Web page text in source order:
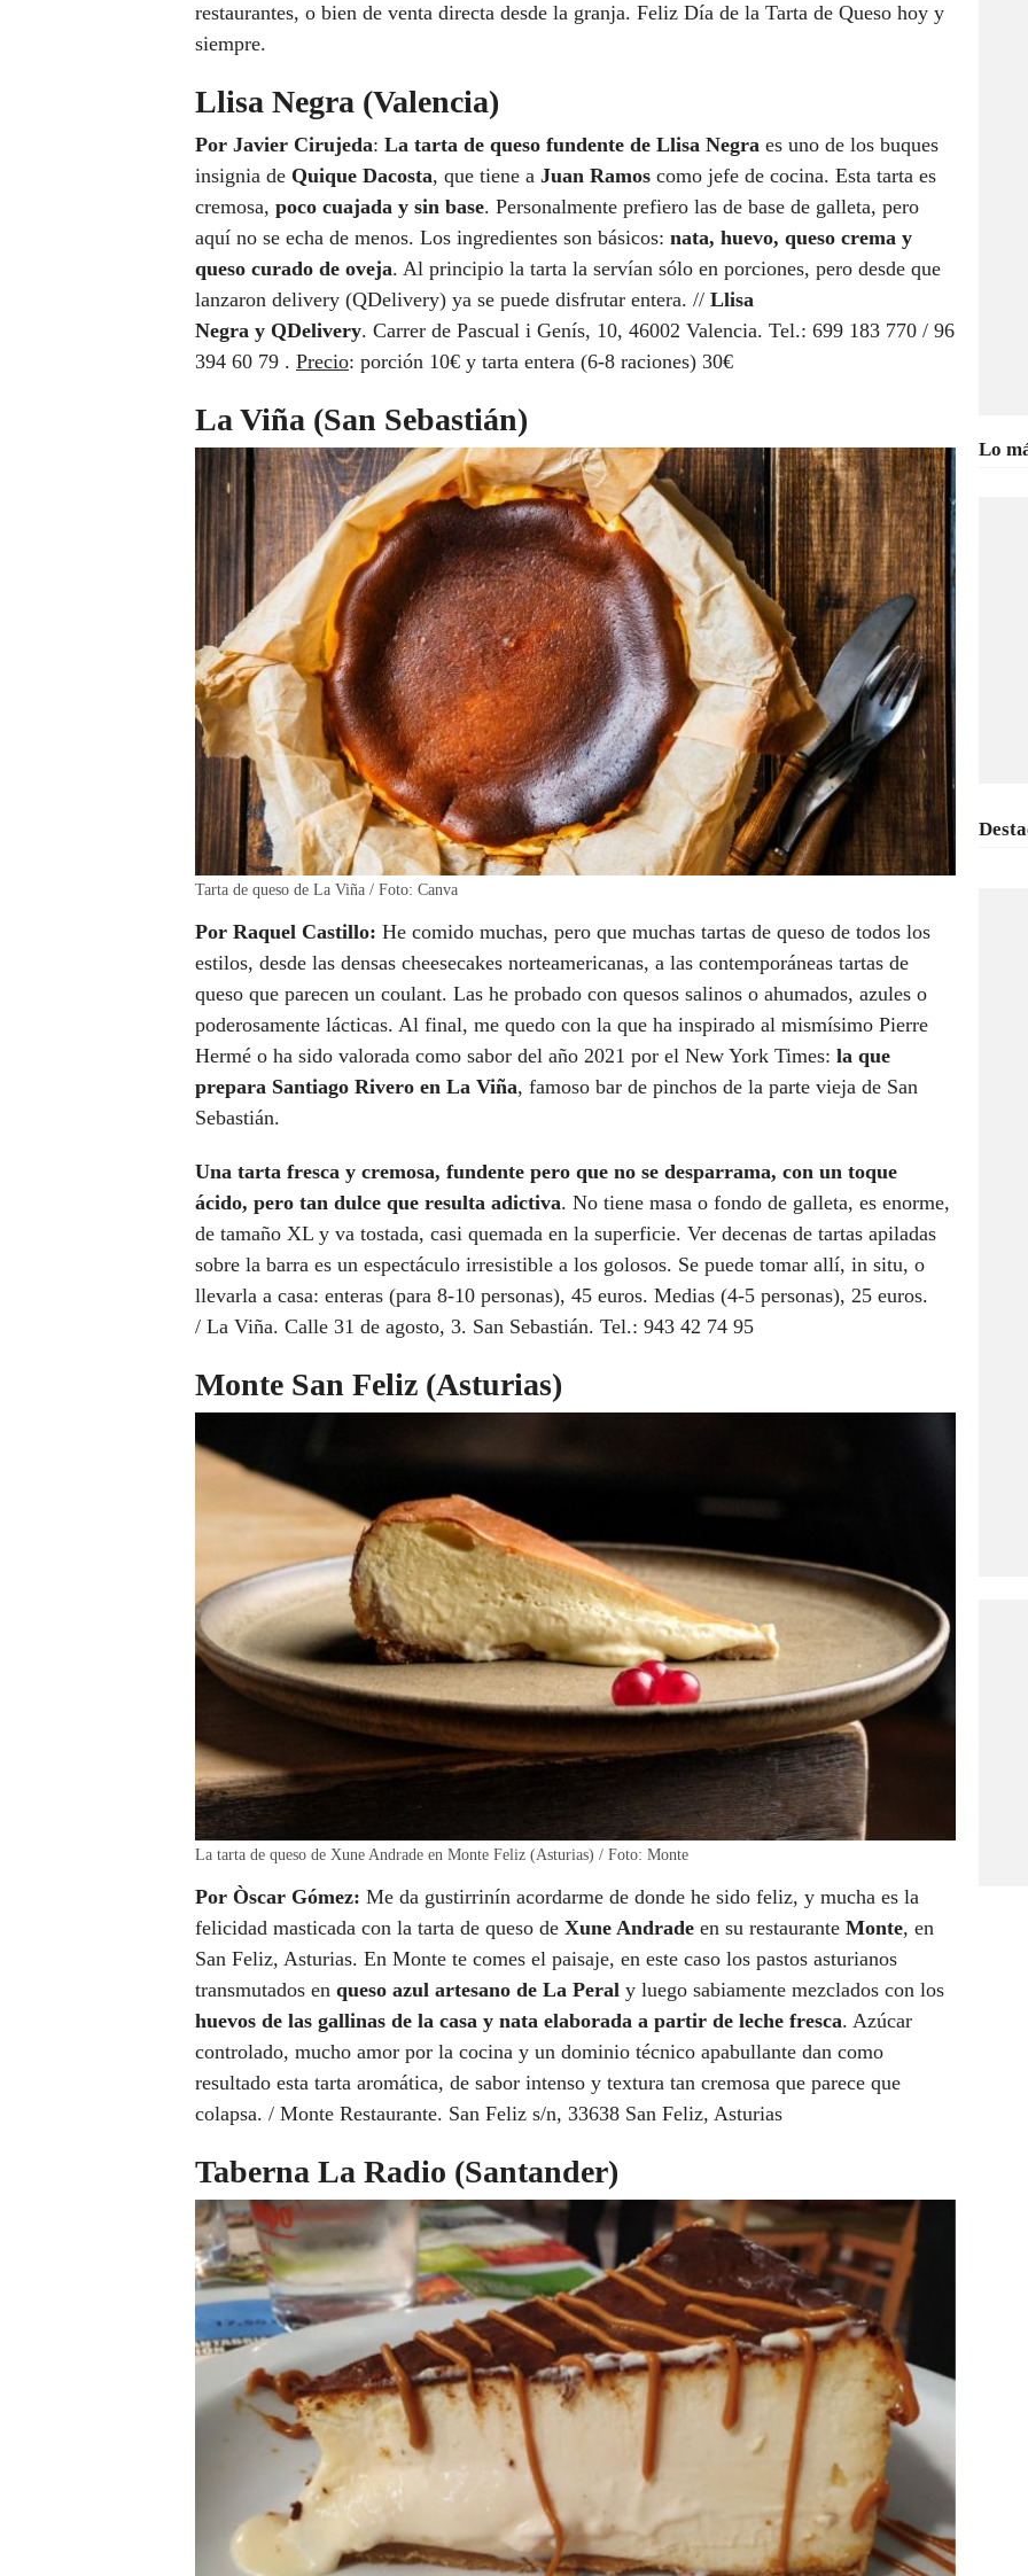
restaurantes, o bien de venta directa desde la granja. Feliz Día de la Tarta de Queso hoy y
siempre.
Llisa Negra (Valencia)
Por Javier Cirujeda: La tarta de queso fundente de Llisa Negra es uno de los buques
insignia de Quique Dacosta, que tiene a Juan Ramos como jefe de cocina. Esta tarta es
cremosa, poco cuajada y sin base. Personalmente prefiero las de base de galleta, pero
aquí no se echa de menos. Los ingredientes son básicos: nata, huevo, queso crema y
queso curado de oveja. Al principio la tarta la servían sólo en porciones, pero desde que
lanzaron delivery (QDelivery) ya se puede disfrutar entera. // Llisa
Negra y QDelivery. Carrer de Pascual i Genís, 10, 46002 Valencia. Tel.: 699 183 770 / 96
394 60 79 . Precio: porción 10€ y tarta entera (6-8 raciones) 30€
La Viña (San Sebastián)
Tarta de queso de La Viña / Foto: Canva
Por Raquel Castillo: He comido muchas, pero que muchas tartas de queso de todos los
estilos, desde las densas cheesecakes norteamericanas, a las contemporáneas tartas de
queso que parecen un coulant. Las he probado con quesos salinos o ahumados, azules o
poderosamente lácticas. Al final, me quedo con la que ha inspirado al mismísimo Pierre
Hermé o ha sido valorada como sabor del año 2021 por el New York Times: la que
prepara Santiago Rivero en La Viña, famoso bar de pinchos de la parte vieja de San
Sebastián.
Una tarta fresca y cremosa, fundente pero que no se desparrama, con un toque
ácido, pero tan dulce que resulta adictiva. No tiene masa o fondo de galleta, es enorme,
de tamaño XL y va tostada, casi quemada en la superficie. Ver decenas de tartas apiladas
sobre la barra es un espectáculo irresistible a los golosos. Se puede tomar allí, in situ, o
llevarla a casa: enteras (para 8-10 personas), 45 euros. Medias (4-5 personas), 25 euros.
/ La Viña. Calle 31 de agosto, 3. San Sebastián. Tel.: 943 42 74 95
Monte San Feliz (Asturias)
La tarta de queso de Xune Andrade en Monte Feliz (Asturias) / Foto: Monte
Por Òscar Gómez: Me da gustirrinín acordarme de donde he sido feliz, y mucha es la
felicidad masticada con la tarta de queso de Xune Andrade en su restaurante Monte, en
San Feliz, Asturias. En Monte te comes el paisaje, en este caso los pastos asturianos
transmutados en queso azul artesano de La Peral y luego sabiamente mezclados con los
huevos de las gallinas de la casa y nata elaborada a partir de leche fresca. Azúcar
controlado, mucho amor por la cocina y un dominio técnico apabullante dan como
resultado esta tarta aromática, de sabor intenso y textura tan cremosa que parece que
colapsa. / Monte Restaurante. San Feliz s/n, 33638 San Feliz, Asturias
Taberna La Radio (Santander)
Lo